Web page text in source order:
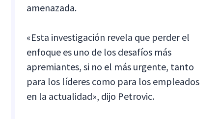
amenazada.
«Esta investigación revela que perder el
enfoque es uno de los desafíos más
apremiantes, si no el más urgente, tanto
para los líderes como para los empleados
en la actualidad», dijo Petrovic.